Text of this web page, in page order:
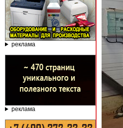
реклама
реклама